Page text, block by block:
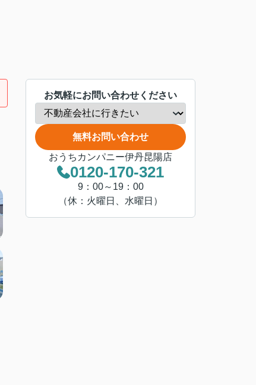
お気軽にお問い合わせください
無料お問い合わせ
おうちカンパニー伊丹昆陽店
0120-170-321
9：00～19：00
（休：火曜日、水曜日）